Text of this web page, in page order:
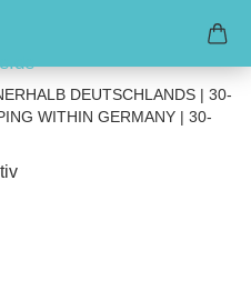
DEUTSCHLANDS | 30-
WITHIN GERMANY | 30-